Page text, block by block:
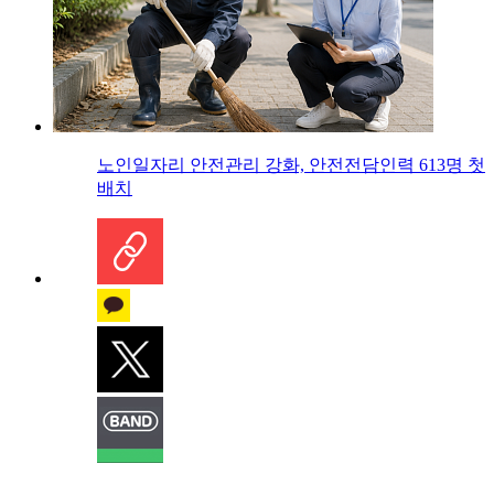
노인일자리 안전관리 강화, 안전전담인력 613명 첫
배치